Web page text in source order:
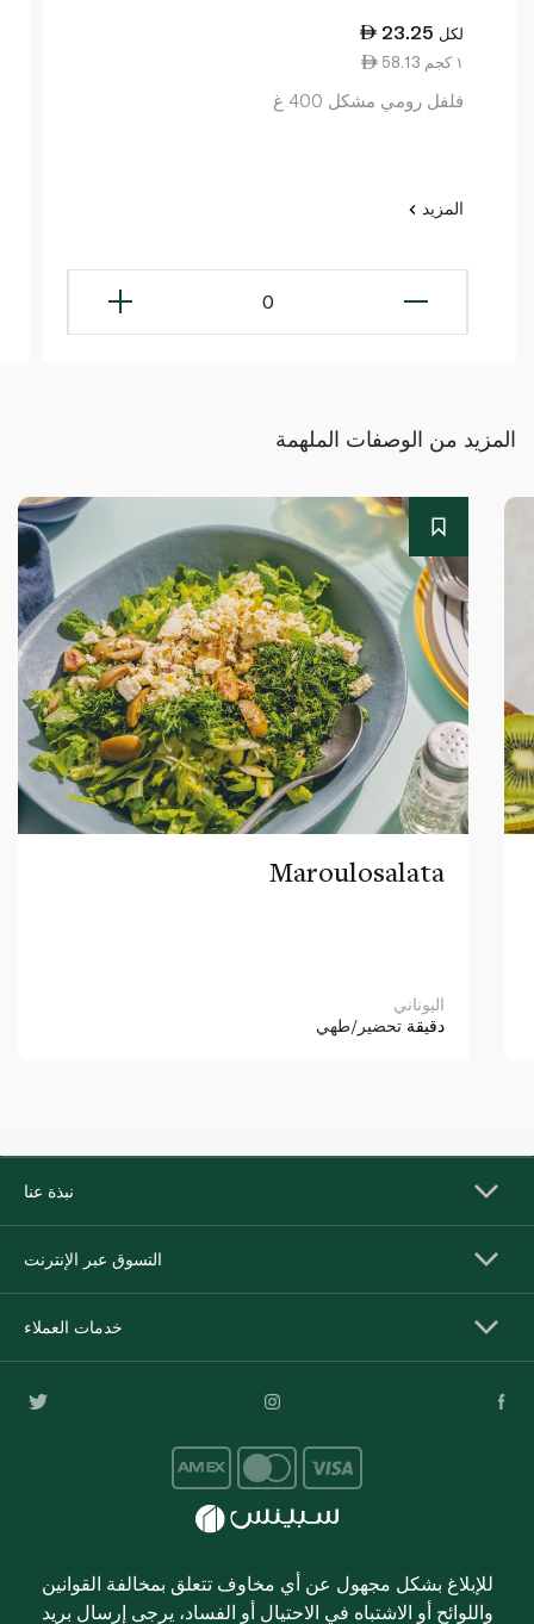
23.25 لكل
58.13 ١ كجم
فلفل رومي مشكل 400 غ
المزيد
0
المزيد من الوصفات الملهمة
Maroulosalata
اليوناني
دقيقة تحضير/طهي
نبذة عنا
التسوق عبر الإنترنت
خدمات العملاء
للإبلاغ بشكل مجهول عن أي مخاوف تتعلق بمخالفة القوانين
واللوائح أو الاشتباه في الاحتيال أو الفساد، يرجى إرسال بريد